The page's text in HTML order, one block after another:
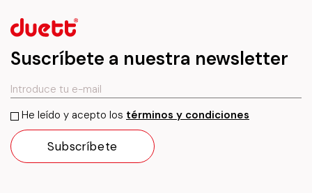
Suscríbete a nuestra newsletter
He leído y acepto los términos y condiciones